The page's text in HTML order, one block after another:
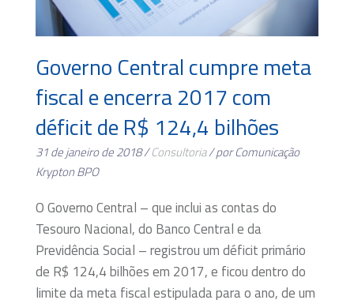
Governo Central cumpre meta
fiscal e encerra 2017 com
déficit de R$ 124,4 bilhões
31 de janeiro de 2018 /Consultoria/ por Comunicação
Krypton BPO
O Governo Central – que inclui as contas do
Tesouro Nacional, do Banco Central e da
Previdência Social – registrou um déficit primário
de R$ 124,4 bilhões em 2017, e ficou dentro do
limite da meta fiscal estipulada para o ano, de um